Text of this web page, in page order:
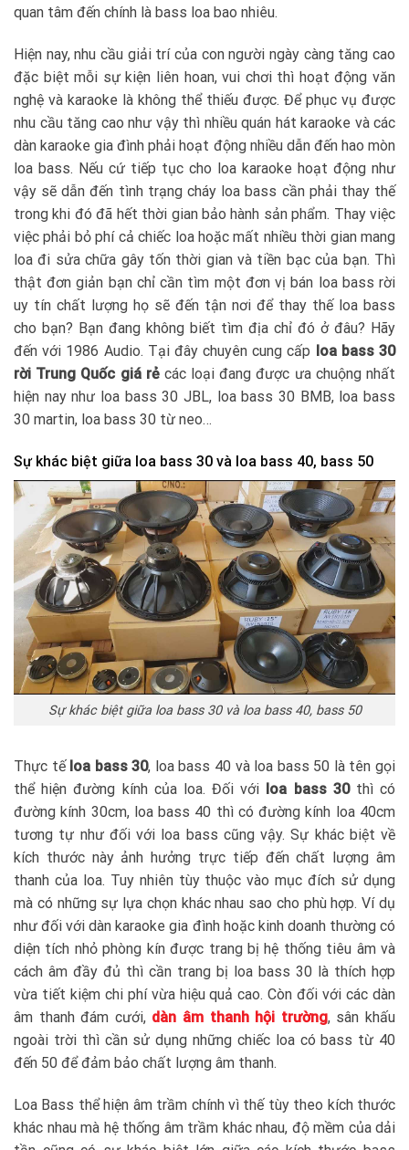
quan tâm đến chính là bass loa bao nhiêu.
Hiện nay, nhu cầu giải trí của con người ngày càng tăng cao
đặc biệt mỗi sự kiện liên hoan, vui chơi thì hoạt động văn
nghệ và karaoke là không thể thiếu được. Để phục vụ được
nhu cầu tăng cao như vậy thì nhiều quán hát karaoke và các
dàn karaoke gia đình phải hoạt động nhiều dẫn đến hao mòn
loa bass. Nếu cứ tiếp tục cho loa karaoke hoạt động như
vậy sẽ dẫn đến tình trạng cháy loa bass cần phải thay thế
trong khi đó đã hết thời gian bảo hành sản phẩm. Thay việc
việc phải bỏ phí cả chiếc loa hoặc mất nhiều thời gian mang
loa đi sửa chữa gây tốn thời gian và tiền bạc của bạn. Thì
thật đơn giản bạn chỉ cần tìm một đơn vị bán loa bass rời
uy tín chất lượng họ sẽ đến tận nơi để thay thế loa bass
cho bạn? Bạn đang không biết tìm địa chỉ đó ở đâu? Hãy
đến với 1986 Audio. Tại đây chuyên cung cấp loa bass 30
rời Trung Quốc giá rẻcác loại đang được ưa chuộng nhất
hiện nay như loa bass 30 JBL, loa bass 30 BMB, loa bass
30 martin, loa bass 30 từ neo…
Sự khác biệt giữa loa bass 30 và loa bass 40, bass 50
Sự khác biệt giữa loa bass 30 và loa bass 40, bass 50
Thực tế loa bass 30, loa bass 40 và loa bass 50 là tên gọi
thể hiện đường kính của loa. Đối với
loa bass 30thì có
đường kính 30cm, loa bass 40 thì có đường kính loa 40cm
tương tự như đối với loa bass cũng vậy. Sự khác biệt về
kích thước này ảnh hưởng trực tiếp đến chất lượng âm
thanh của loa. Tuy nhiên tùy thuộc vào mục đích sử dụng
mà có những sự lựa chọn khác nhau sao cho phù hợp. Ví dụ
như đối với dàn karaoke gia đình hoặc kinh doanh thường có
diện tích nhỏ phòng kín được trang bị hệ thống tiêu âm và
cách âm đầy đủ thì cần trang bị loa bass 30 là thích hợp
vừa tiết kiệm chi phí vừa hiệu quả cao. Còn đối với các dàn
âm thanh đám cưới, dàn âm thanh hội trường, sân khấu
ngoài trời thì cần sử dụng những chiếc loa có bass từ 40
đến 50 để đảm bảo chất lượng âm thanh.
Loa Bass thể hiện âm trầm chính vì thế tùy theo kích thước
khác nhau mà hệ thống âm trầm khác nhau, độ mềm của dải